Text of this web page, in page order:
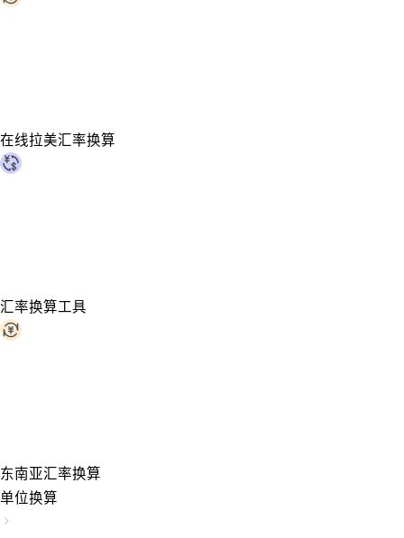
在线拉美汇率换算
汇率换算工具
东南亚汇率换算
单位换算